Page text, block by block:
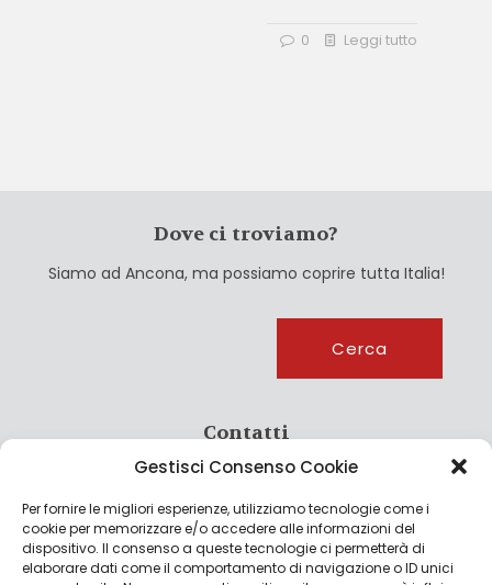
Gestisci Consenso Cookie
Per fornire le migliori esperienze, utilizziamo tecnologie come i
cookie per memorizzare e/o accedere alle informazioni del
dispositivo. Il consenso a queste tecnologie ci permetterà di
elaborare dati come il comportamento di navigazione o ID unici
0 Leggi tutto
Dove ci troviamo?
Siamo ad Ancona, ma possiamo coprire tutta Italia!
Cerca
Contatti
info@culturagroalimentare.com
Note legali